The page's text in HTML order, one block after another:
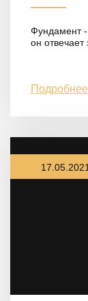
Фундамент -
он отвечает
Подробнее
17.05.2021